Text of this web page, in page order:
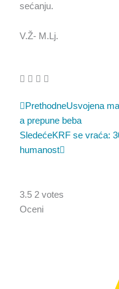
sećanju.
V.Ž- M.Lj.
Prev
PrethodneUsvojena
a prepune beba
SledećeKRF se vraća:
humanost
Sledeća
3.5 2 votes
Oceni